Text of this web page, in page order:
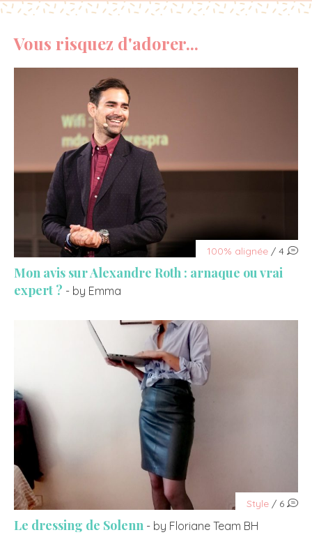
Vous risquez d'adorer...
100% alignée / 4
Mon avis sur Alexandre Roth : arnaque ou vrai
expert ? - by Emma
Style / 6
Le dressing de Solenn - by Floriane Team BH